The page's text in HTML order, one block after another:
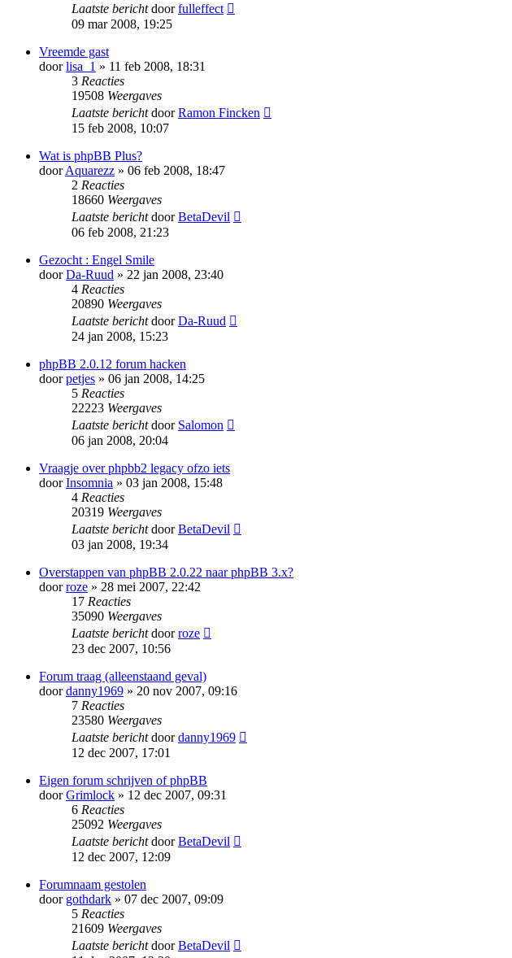
Laatste berichtdoorfulleffect
09 mar 2008, 19:25
Vreemde gast
doorlisa_1 » 11 feb 2008, 18:31
3 Reacties
19508 Weergaves
Laatste berichtdoorRamon Fincken
15 feb 2008, 10:07
Wat is phpBB Plus?
doorAquarezz » 06 feb 2008, 18:47
2 Reacties
18660 Weergaves
Laatste berichtdoorBetaDevil
06 feb 2008, 21:23
Gezocht : Engel Smile
doorDa-Ruud » 22 jan 2008, 23:40
4 Reacties
20890 Weergaves
Laatste berichtdoorDa-Ruud
24 jan 2008, 15:23
phpBB 2.0.12 forum hacken
doorpetjes » 06 jan 2008, 14:25
5 Reacties
22223 Weergaves
Laatste berichtdoor Salomon
06 jan 2008, 20:04
Vraagje over phpbb2 legacy ofzo iets
doorInsomnia » 03 jan 2008, 15:48
4 Reacties
20319 Weergaves
Laatste berichtdoorBetaDevil
03 jan 2008, 19:34
Overstappen van phpBB 2.0.22 naar phpBB 3.x?
doorroze » 28 mei 2007, 22:42
17 Reacties
35090 Weergaves
Laatste berichtdoorroze
23 dec 2007, 10:56
Forum traag (alleenstaand geval)
doordanny1969 » 20 nov 2007, 09:16
7 Reacties
23580 Weergaves
Laatste berichtdoordanny1969
12 dec 2007, 17:01
Eigen forum schrijven of phpBB
doorGrimlock » 12 dec 2007, 09:31
6 Reacties
25092 Weergaves
Laatste berichtdoorBetaDevil
12 dec 2007, 12:09
Forumnaam gestolen
door gothdark » 07 dec 2007, 09:09
5 Reacties
21609 Weergaves
Laatste berichtdoorBetaDevil